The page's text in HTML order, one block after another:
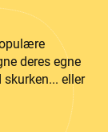
deres egne
eller